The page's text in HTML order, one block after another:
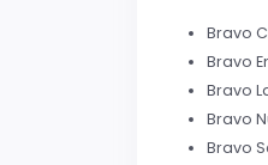
Bravo
Bravo
Bravo
Bravo
Bravo